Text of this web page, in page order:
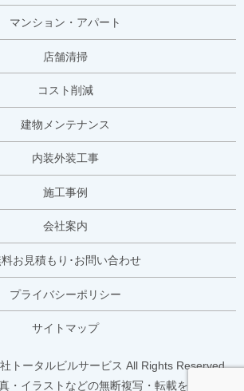
マンション・アパート
店舗清掃
コスト削減
建物メンテナンス
内装外装工事
施工事例
会社案内
お見積もり･お問い合わせ
プライバシーポリシー
サイトマップ
トータルビルサービス All Rights Reserved.
・イラストなどの無断複写・転載を禁じま